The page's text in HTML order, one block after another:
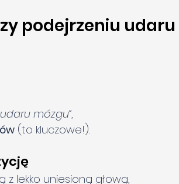
podejrzeniu udaru
mózgu”,
(to kluczowe!).
z lekko uniesioną głową,